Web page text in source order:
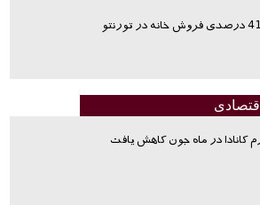
اقتصادی
کانادا در ماه جون کاهش یافت